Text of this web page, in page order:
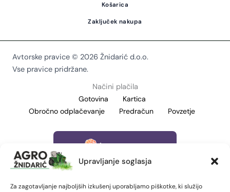
Upravljanje soglasja
Za zagotavljanje najboljših izkušenj uporabljamo piškotke, ki služijo
Košarica
Zaključek nakupa
Avtorske pravice © 2026 Žnidarić d.o.o.
Vse pravice pridržane.
Načini plačila
Gotovina
Kartica
Obročno odplačevanje
Predračun Povzetje